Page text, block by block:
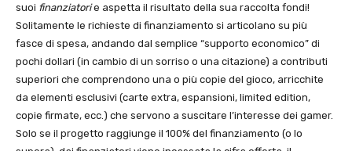
suoi finanziatorie aspetta il risultato della sua raccolta fondi!
Solitamente le richieste di finanziamento si articolano su più
fasce di spesa, andando dal semplice “supporto economico” di
pochi dollari (in cambio di un sorriso o una citazione) a contributi
superiori che comprendono una o più copie del gioco, arricchite
da elementi esclusivi (carte extra, espansioni, limited edition,
copie firmate, ecc.) che servono a suscitare l’interesse dei gamer.
Solo se il progetto raggiunge il 100% del finanziamento (o lo